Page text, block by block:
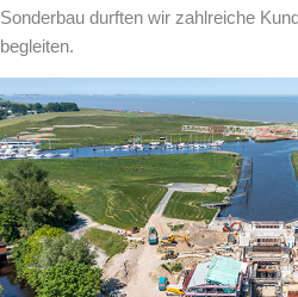
Sonderbau durften wir zahlreiche
begleiten.